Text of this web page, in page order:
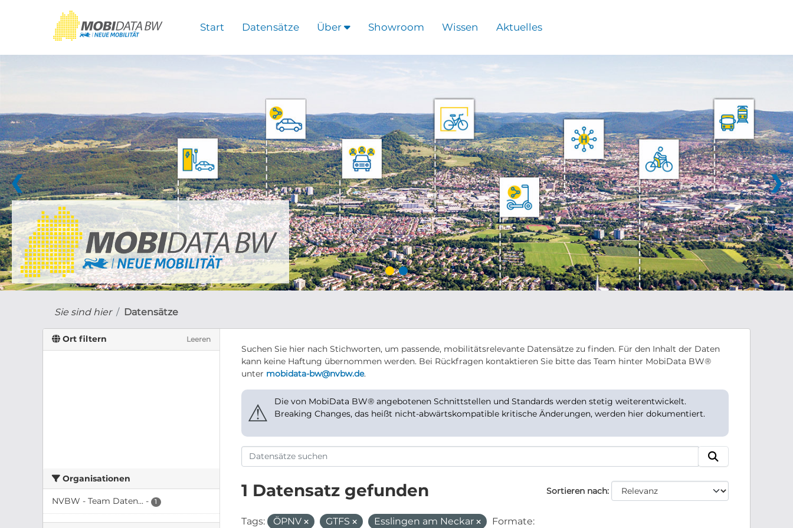
Start Datensätze Über Showroom Wissen Aktuelles
❮ ❯
Sie sind hier Datensätze
Ort filtern Leeren
Organisationen
NVBW - Team Daten... - 1
Suchen Sie hier nach Stichworten, um passende, mobilitätsrelevante Datensätze zu finden. Für den Inhalt der Daten
kann keine Haftung übernommen werden. Bei Rückfragen kontaktieren Sie bitte das Team hinter MobiData BW®
unter mobidata-bw@nvbw.de.
⚠
Die von MobiData BW® angebotenen Schnittstellen und Standards werden stetig weiterentwickelt.
Breaking Changes, das heißt nicht-abwärtskompatible kritische Änderungen, werden hier dokumentiert.
Sortieren nach
1 Datensatz gefunden
Tags: ÖPNV GTFS Esslingen am Neckar Formate: